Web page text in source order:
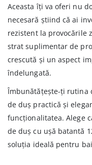
Aceasta îți va oferi nu
necesară știind că ai
rezistent la provocările
strat suplimentar de
crescută și un aspect
îndelungată.
Îmbunătățește-ți rutina
de duș practică și
funcționalitatea. Alege
de duș cu ușă batantă
soluția ideală pentru